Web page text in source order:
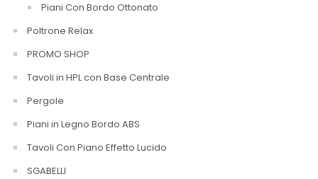
Piani Con Bordo Ottonato
Poltrone Relax
PROMO SHOP
Tavoli in HPL con Base Centrale
Pergole
Piani in Legno Bordo ABS
Tavoli Con Piano Effetto Lucido
SGABELLI